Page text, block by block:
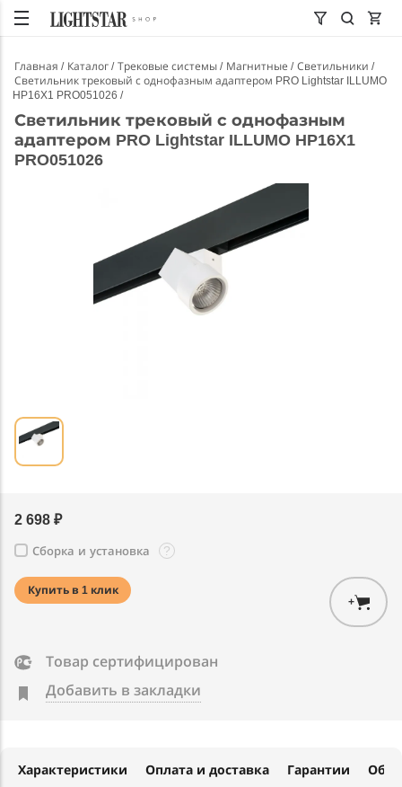
Главная Каталог Трековые системы Магнитные
Светильники
Светильник трековый с однофазным адаптером PRO Lightstar ILLUMO
HP16X1 PRO051026
Светильник трековый с однофазным
адаптером PRO Lightstar ILLUMO HP16X1
PRO051026
2 698 ₽
Сборка и установка ?
+
Купить в 1 клик
Товар сертифицирован
Добавить в закладки
Характеристики Оплата и доставка Гарантии